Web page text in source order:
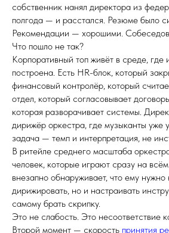
собственник нанял директора из
полгода — и расстался. Резюме было
Рекомендации — хорошими.
Что пошло не так?
Корпоративный топ живёт в среде, где
построена. Есть HR-блок, который
финансовый контролёр, который
отдел, который согласовывает
которая разворачивает системы.
дирижёр оркестра, где музыканты уже
задача — темп и интерпретация, не
В ритейле среднего масштаба
человек, которые играют сразу на
внезапно обнаруживает, что ему нужно
дирижировать, но и настраивать
самому брать скрипку.
Это не слабость. Это несоответствие
Второй момент — скорость принятия